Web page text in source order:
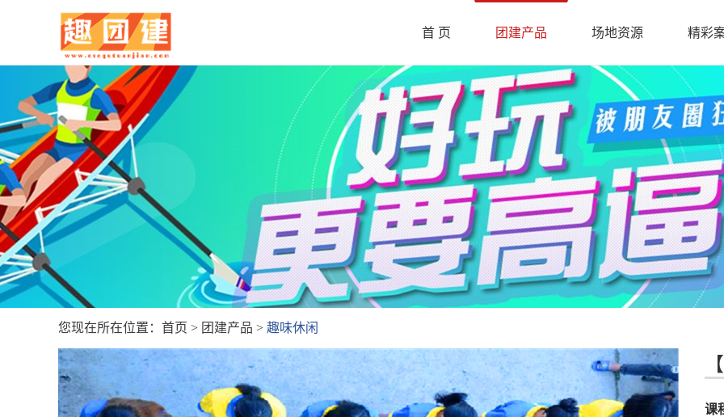
首 页 团建产品 场地资源 精彩
您现在所在位置： 首页 > 团建产品 > 趣味休闲
课